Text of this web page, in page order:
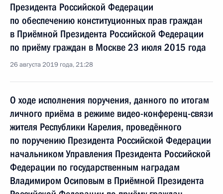
Президента Российской Федерации
по обеспечению конституционных прав граждан
в Приёмной Президента Российской Федерации
по приёму граждан в Москве 23 июля 2015 года
26 августа 2019 года, 21:28
О ходе исполнения поручения, данного по итогам
личного приёма в режиме видео-конференц-связи
жителя Республики Карелия, проведённого
по поручению Президента Российской Федерации
начальником Управления Президента Российской
Федерации по государственным наградам
Владимиром Осиповым в Приёмной Президента